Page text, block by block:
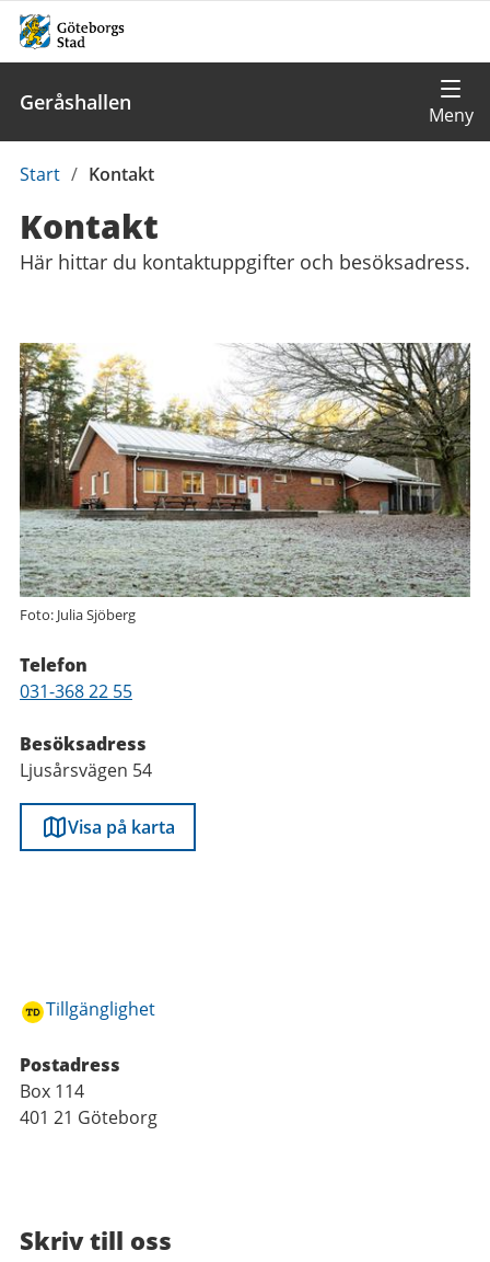
Geråshallen
Du
här:
Start / Kontakt
Kontakt
Här hittar du kontaktuppgifter och besöksadress.
Kontaktuppgifter
Foto: Julia Sjöberg
Telefon
Telefon
031-368 22 55
Besöksadress
Ljusårsvägen 54
Visa på karta
Tillgänglighet
Postadress
Box 114
401 21 Göteborg
Skriv till oss